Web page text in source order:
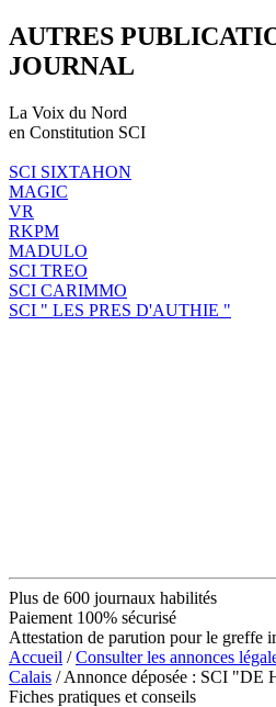
AUTRES
JOURNAL
La Voix du Nord
en Constitution SCI
SCI SIXTAHON
MAGIC
VR
RKPM
MADULO
SCI TREO
SCI CARIMMO
SCI " LES PRES D'AUTHIE "
Plus de 600 journaux habilités
Paiement 100% sécurisé
Attestation de parution pour le greffe
Accueil /Consulter les annonces
Calais / Annonce déposée : SCI
Fiches pratiques et conseils